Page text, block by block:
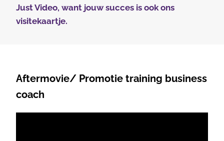
Just Video, want jouw succes is ook ons
visitekaartje.
Aftermovie/ Promotie training business
coach